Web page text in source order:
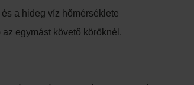
a hideg víz hőmérséklete
egymást követő köröknél.